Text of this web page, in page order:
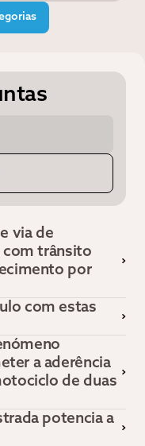
via de
com trânsito
por
com estas
a aderência
de duas
potencia a